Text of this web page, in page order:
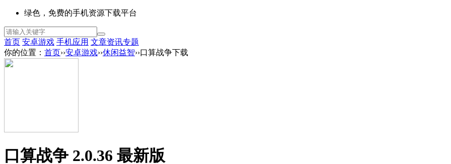
绿色，免费的手机资源下载平台
首页 安卓游戏 手机应用 文章资讯专题
你的位置： 首页››安卓游戏››休闲益智››口算战争下载
口算战争 2.0.36 最新版